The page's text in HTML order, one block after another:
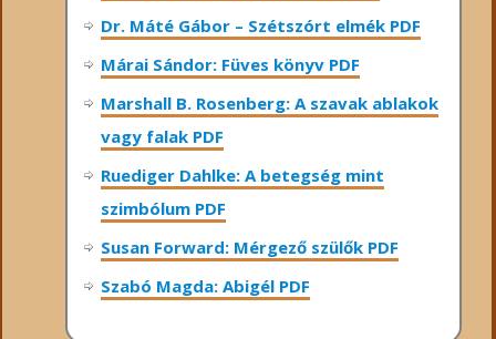
Dr. Máté Gábor – Szétszórt elmék PDF
Márai Sándor: Füves könyv PDF
Marshall B. Rosenberg: A szavak ablakok
vagy falak PDF
Ruediger Dahlke: A betegség mint
szimbólum PDF
Susan Forward: Mérgező szülők PDF
Szabó Magda: Abigél PDF